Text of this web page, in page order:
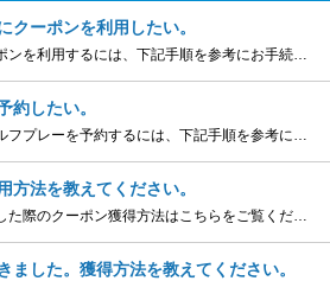
クーポンを利用したい。
お手続きください。 ■■ クーポン利用の手順 ■■ （予約済のプレーに利用する場合） ログインできない場合は ...
約したい。
記手順を参考にお手続きください。 ■■ 予約手順 ■■ （クーポン利用の場合） ログインできな...
方法を教えてください。
クーポンを利用して新しく予約を取る場合はこちらをご覧ください。 獲得済クーポンをご予約済のプレーに利用する場合はこちらをご覧ください。 ...
ました。獲得方法を教えてください。